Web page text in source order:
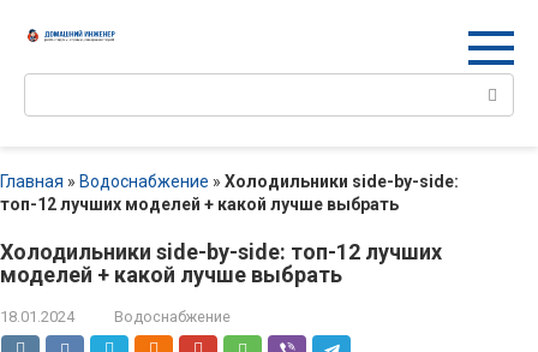
Поиск:
Главная » Водоснабжение » Холодильники side-by-side:
топ-12 лучших моделей + какой лучше выбрать
Холодильники side-by-side: топ-12 лучших
моделей + какой лучше выбрать
18.01.2024 Водоснабжение